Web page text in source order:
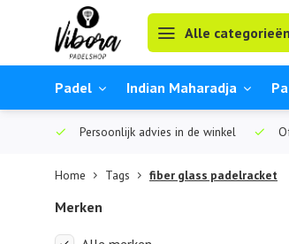
Alle categorieën
Padel Indian Maharadja
Persoonlijk advies in de winkel
Home Tags fiber glass padelracket
Merken